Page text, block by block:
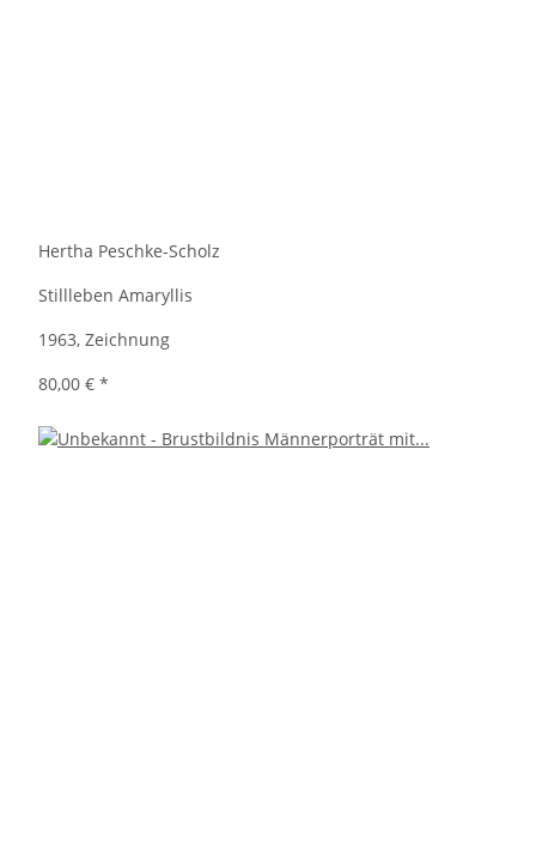
Hertha Peschke-Scholz
Stillleben Amaryllis
1963, Zeichnung
80,00 € *